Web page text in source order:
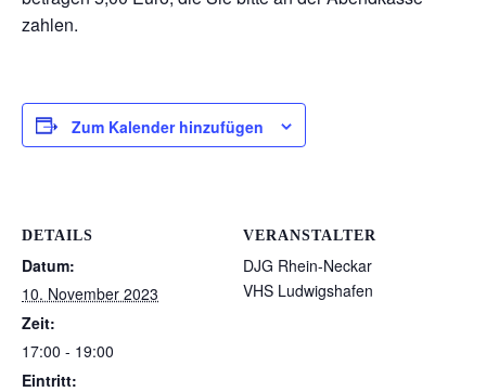
zahlen.
Zum Kalender hinzufügen
DETAILS
Datum:
10. November 2023
Zeit:
17:00 - 19:00
Eintritt:
VERANSTALTER
DJG Rhein-Neckar
VHS Ludwigshafen